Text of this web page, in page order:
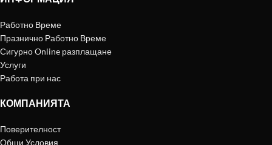
Работно Време
Празнично Работно Време
Сигурно Online разплащане
Услуги
Работа при нас
КОМПАНИЯТА
Поверителност
Общи Условия